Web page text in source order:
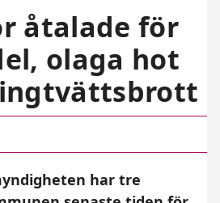
åtalade för
olaga hot
har tre